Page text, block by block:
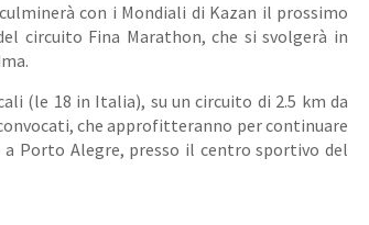
con i Mondiali di Kazan il prossimo
circuito Fina Marathon, che si svolgerà in
(le 18 in Italia), su un circuito di 2.5 km da
che approfitteranno per continuare
Porto Alegre, presso il centro sportivo del